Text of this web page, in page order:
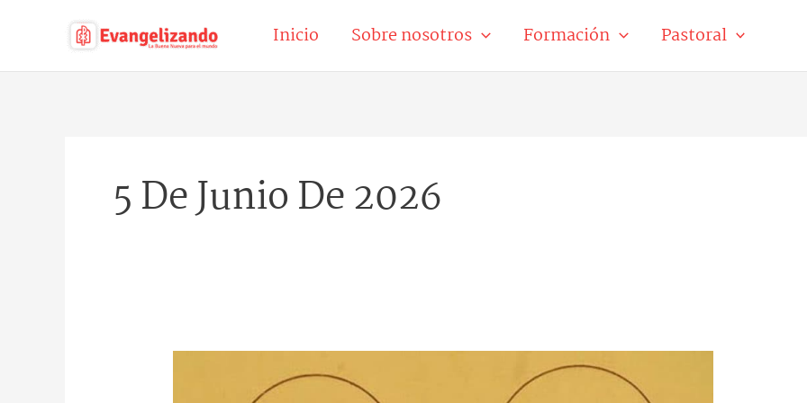
contenido
Inicio Sobre nosotros Formación Pastoral
5 De Junio De 2026